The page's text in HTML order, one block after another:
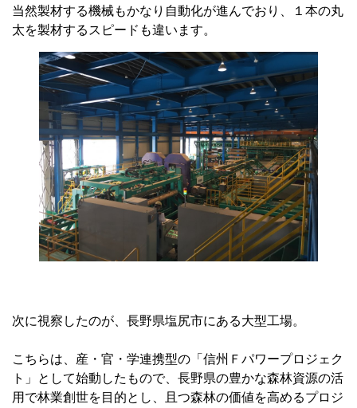
当然製材する機械もかなり自動化が進んでおり、１本の丸
太を製材するスピードも違います。
次に視察したのが、長野県塩尻市にある大型工場。
こちらは、産・官・学連携型の「信州Ｆパワープロジェク
ト」として始動したもので、長野県の豊かな森林資源の活
用で林業創世を目的とし、且つ森林の価値を高めるプロジ